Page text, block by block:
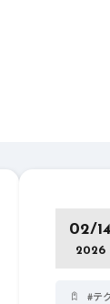
02/14
2026
#テ